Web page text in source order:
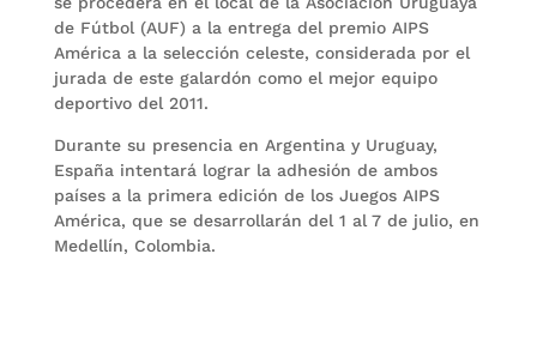
de Fútbol (AUF) a la entrega del premio AIPS
América a la selección celeste, considerada por el
jurada de este galardón como el mejor equipo
deportivo del 2011.
Durante su presencia en Argentina y Uruguay,
España intentará lograr la adhesión de ambos
países a la primera edición de los Juegos AIPS
América, que se desarrollarán del 1 al 7 de julio, en
Medellín, Colombia.